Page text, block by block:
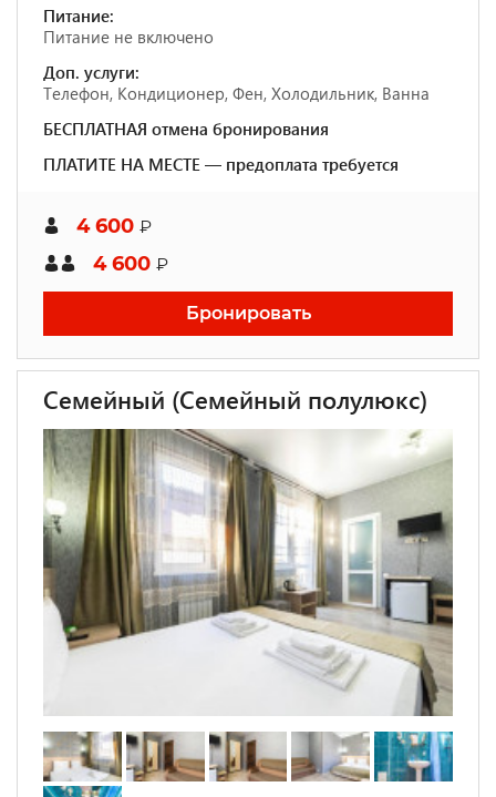
Питание:
Питание не включено
Доп. услуги:
Телефон, Кондиционер, Фен, Холодильник, Ванна
БЕСПЛАТНАЯ отмена бронирования
ПЛАТИТЕ НА МЕСТЕ — предоплата требуется
4 600 ₽
4 600 ₽
Бронировать
Семейный (Семейный полулюкс)